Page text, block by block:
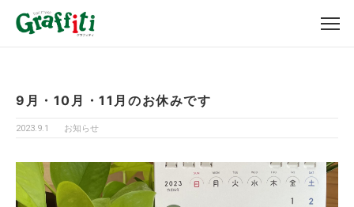
9月・10月・11月のお休みです
2023.9.1 お知らせ